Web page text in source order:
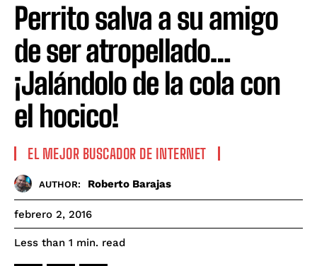
Perrito salva a su amigo
de ser atropellado…
¡Jalándolo de la cola con
el hocico!
EL MEJOR BUSCADOR DE INTERNET
AUTHOR: Roberto Barajas
febrero 2, 2016
Less than 1 min. read